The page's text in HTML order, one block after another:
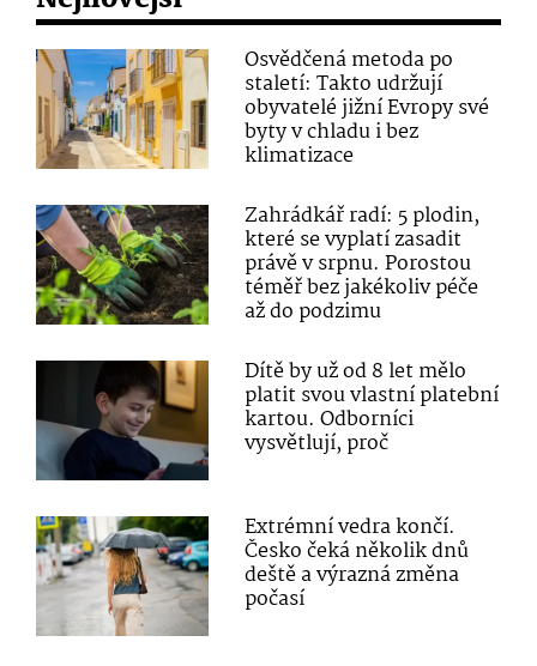
Osvědčená metoda po
staletí: Takto udržují
obyvatelé jižní Evropy své
byty v chladu i bez
klimatizace
Zahrádkář radí: 5 plodin,
které se vyplatí zasadit
právě v srpnu. Porostou
téměř bez jakékoliv péče
až do podzimu
Dítě by už od 8 let mělo
platit svou vlastní platební
kartou. Odborníci
vysvětlují, proč
Extrémní vedra končí.
Česko čeká několik dnů
deště a výrazná změna
počasí